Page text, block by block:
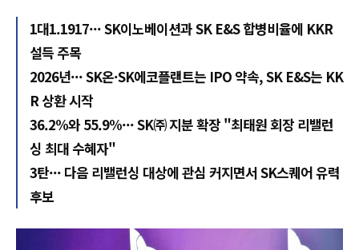
1대1.1917··· SK이노베이션과 SK E&S 합병비율에 KKR
설득 주목
2026년··· SK온·SK에코플랜트는 IPO 약속, SK E&S는 KK
R 상환 시작
36.2%와 55.9%··· SK㈜ 지분 확장 "최태원 회장 리밸런
싱 최대 수혜자"
3탄··· 다음 리밸런싱 대상에 관심 커지면서 SK스퀘어 유력
후보